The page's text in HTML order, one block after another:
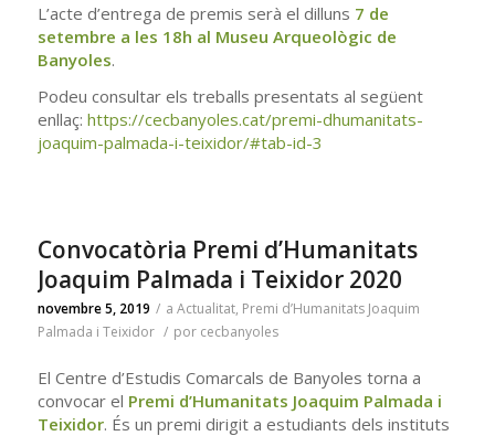
L’acte d’entrega de premis serà el dilluns 7 de
setembre a les 18h al Museu Arqueològic de
Banyoles.
Podeu consultar els treballs presentats al següent
enllaç: https://cecbanyoles.cat/premi-dhumanitats-
joaquim-palmada-i-teixidor/#tab-id-3
Convocatòria Premi d’Humanitats
Joaquim Palmada i Teixidor 2020
novembre 5, 2019 / a Actualitat, Premi d’Humanitats Joaquim
Palmada i Teixidor / por cecbanyoles
El Centre d’Estudis Comarcals de Banyoles torna a
convocar el Premi d’Humanitats Joaquim Palmada i
Teixidor. És un premi dirigit a estudiants dels instituts